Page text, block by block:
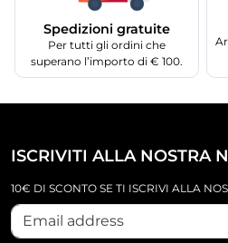
Spedizioni gratuite
Per tutti gli ordini che
superano l’importo di € 100.
ISCRIVITI ALLA NOSTRA
10€ DI SCONTO SE TI ISCRIVI ALLA